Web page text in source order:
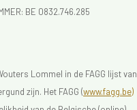
BE 0832.746.285
Lommel in de FAGG lijst van
zijn. Het FAGG (www.fagg.be)